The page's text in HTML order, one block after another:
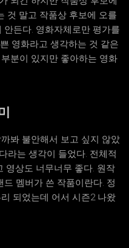
것 말고 작품상 후보에 오를
든다. 영화자체로만 평가를
영화라고 생각하는 것 같은
분이 있지만 좋아하는 영화
봐 불안해서 보고 싶지 않았
라는 생각이 들었다. 전체적
영상도 너무너무 좋다. 원작
멤버가 쓴 작품이란다. 정
되었는데 어서 시즌2 나왔